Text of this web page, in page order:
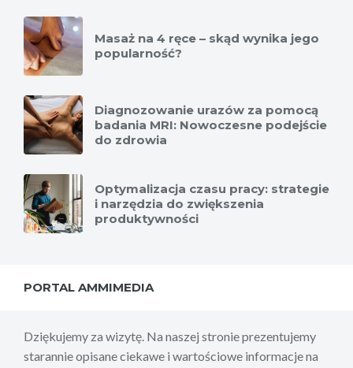
Masaż na 4 ręce – skąd wynika jego
popularność?
Diagnozowanie urazów za pomocą
badania MRI: Nowoczesne podejście
do zdrowia
Optymalizacja czasu pracy: strategie
i narzędzia do zwiększenia
produktywności
PORTAL AMMIMEDIA
Dziękujemy za wizytę. Na naszej stronie prezentujemy
starannie opisane ciekawe i wartościowe informacje na